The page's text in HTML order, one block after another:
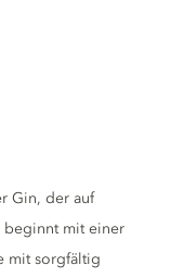
Gin, der auf
mit einer
mit sorgfältig